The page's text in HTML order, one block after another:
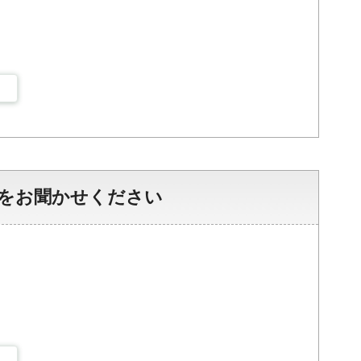
お聞かせください